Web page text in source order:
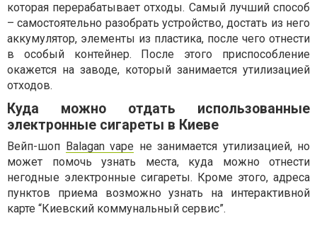
которая перерабатывает отходы. Самый лучший способ
– самостоятельно разобрать устройство, достать из него
аккумулятор, элементы из пластика, после чего отнести
в особый контейнер. После этого приспособление
окажется на заводе, который занимается утилизацией
отходов.
Куда можно отдать использованные
электронные сигареты в Киеве
Вейп-шоп Balagan vape не занимается утилизацией, но
может помочь узнать места, куда можно отнести
негодные электронные сигареты. Кроме этого, адреса
пунктов приема возможно узнать на интерактивной
карте “Киевский коммунальный сервис”.